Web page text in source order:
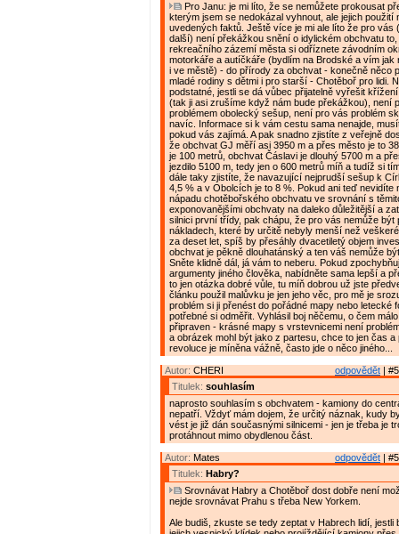
Pro Janu: je mi líto, že se nemůžete prokousat
kterým jsem se nedokázal vyhnout, ale jejich použití
uvedených faktů. Ještě více je mi ale líto že pro vás
další) není překážkou snění o idylickém obchvatu
rekreačního zázemí města si odříznete závodním
motorkáře a autíčkáře (bydlím na Brodské a vím jak
i ve městě) - do přírody za obchvat - konečně něco
mladé rodiny s dětmi i pro starší - Chotěboř pro lidi.
podstatné, jestli se dá vůbec přijatelně vyřešit
(tak ji asi zrušíme když nám bude překážkou), není
problémem obolecký sešup, není pro vás problém
navíc. Informace si k vám cestu sama nenajde,
pokud vás zajímá. A pak snadno zjistíte z veřejně
že obchvat GJ měří asi 3950 m a přes město je to
je 100 metrů, obchvat Čáslavi je dlouhý 5700 m a
jezdilo 5100 m, tedy jen o 600 metrů míň a tudíž si
dále taky zjistíte, že navazující nejprudší sešup k
4,5 % a v Obolcích je to 8 %. Pokud ani teď nevidíte
nápadu chotěbořského obchvatu ve srovnání s
exponovanějšími obchvaty na daleko důležitější a
silnici první třídy, pak chápu, že pro vás nemůže být
nákladech, které by určitě nebyly menší než
za deset let, spíš by přesáhly dvacetiletý objem
obchvat je pěkně dlouhatánský a ten váš nemůže
Sněte klidně dál, já vám to neberu. Pokud
argumenty jiného člověka, nabídněte sama lepší a
to jen otázka dobré vůle, tu míň dobrou už jste
článku použil malůvku je jen jeho věc, pro mě je
problém si ji přenést do pořádné mapy nebo letecké
potřebné si odměřit. Vyhlásil boj něčemu, o čem
připraven - krásné mapy s vrstevnicemi není
a obrázek mohl být jako z partesu, chce to jen čas a
revoluce je míněna vážně, často jde o něco jiného...
odpovědět |
Autor: CHERI
Titulek: souhlasím
naprosto souhlasím s obchvatem - kamiony do
nepatří. Vždyť mám dojem, že určitý náznak, kudy
vést je již dán současnými silnicemi - jen je třeba je
protáhnout mimo obydlenou část.
odpovědět |
Autor: Mates
Titulek: Habry?
Srovnávat Habry a Chotěboř dost dobře není
nejde srovnávat Prahu s třeba New Yorkem.
Ale budiš, zkuste se tedy zeptat v Habrech lidí, jestli